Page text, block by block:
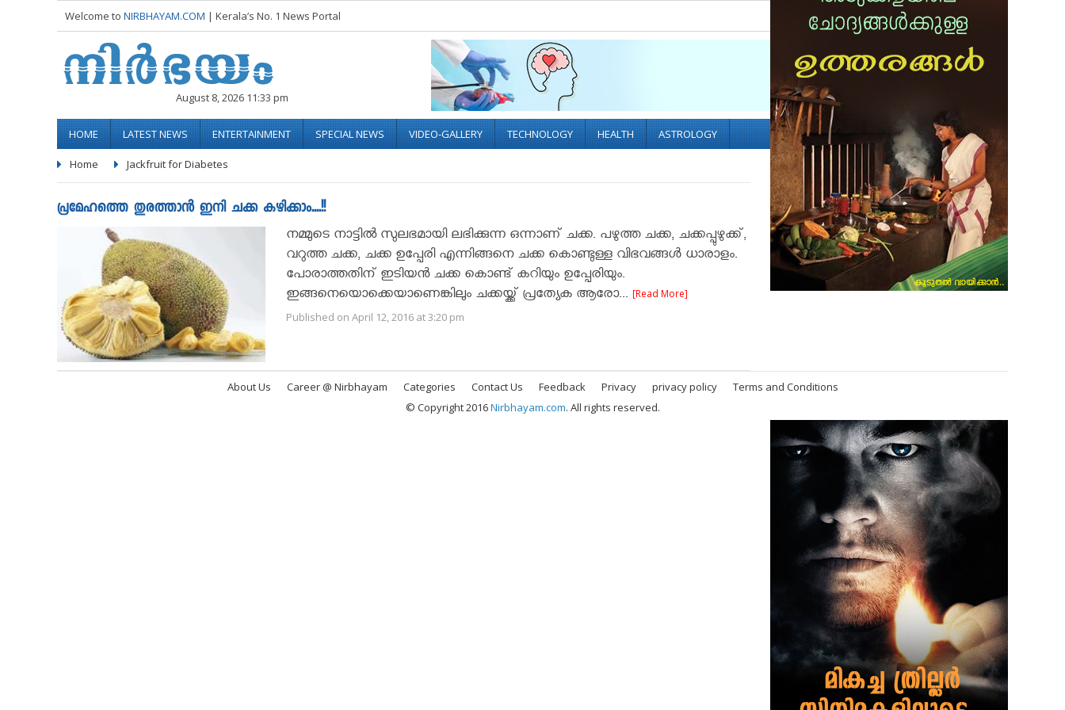
Welcome to NIRBHAYAM.COM | Kerala’s No. 1 News Portal Socialize with us
August 8, 2026 11:33 pm
HOME LATEST NEWS ENTERTAINMENT SPECIAL NEWS VIDEO-GALLERY TECHNOLOGY HEALTH ASTROLOGY
Home Jackfruit for Diabetes
പ്രമേഹത്തെ തുരത്താൻ ഇനി ചക്ക കഴിക്കാം....!!
നമ്മുടെ നാട്ടില്‍ സുലഭമായി ലഭിക്കുന്ന ഒന്നാണ് ചക്ക. പഴുത്ത ചക്ക, ചക്കപ്പുഴുക്ക്,
വറുത്ത ചക്ക, ചക്ക ഉപ്പേരി എന്നിങ്ങനെ ചക്ക കൊണ്ടുള്ള വിഭവങ്ങള്‍ ധാരാളം.
പോരാത്തതിന് ഇടിയന്‍ ചക്ക കൊണ്ട് കറിയും ഉപ്പേരിയും.
ഇങ്ങനെയൊക്കെയാണെങ്കിലും ചക്കയ്ക്ക് പ്രത്യേക ആരോ... [Read More]
Published on April 12, 2016 at 3:20 pm
About Us Career @ Nirbhayam Categories Contact Us Feedback Privacy privacy policy
Terms and Conditions
© Copyright 2016Nirbhayam.com. All rights reserved.